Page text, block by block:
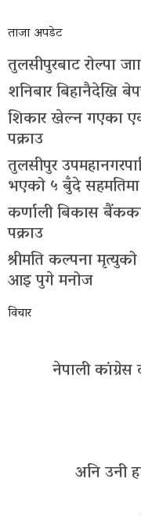
ताजा अपडेट
तुलसीपुरबाट रोल्पा
शनिबार बिहानैदेखि
शिकार खेल्न गएका
पक्राउ
तुलसीपुर
भएको ५ बुँदे
कर्णाली बिकास
पक्राउ
श्रीमति कल्पना
आइ पुगे मनोज
विचार
नेपाली कांग्रेस
अनि उनी